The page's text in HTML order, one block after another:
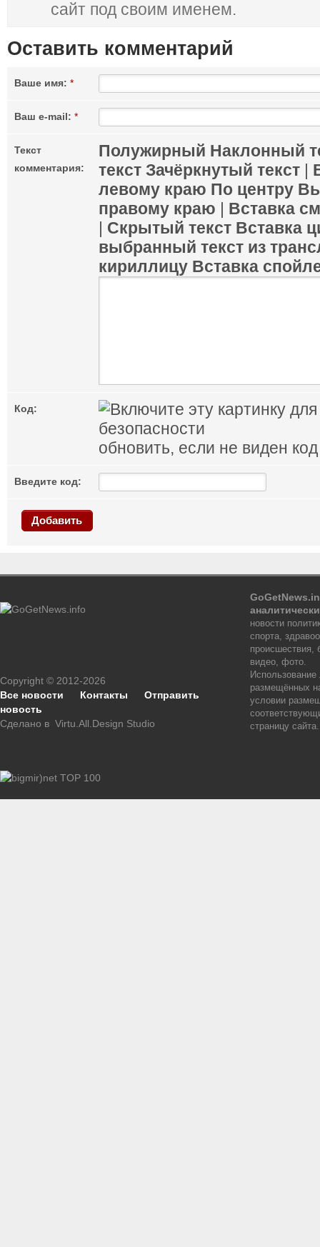
сайт под своим именем.
Оставить комментарий
Ваше имя: *
Ваш e-mail: *
Текст
комментария:
Полужирный Наклонный
текст Зачёркнутый текст |
левому краю По центру
правому краю | Вставка
| Скрытый текст Вставка
выбранный текст из
кириллицу Вставка
Код:
обновить, если не виден код
Введите код:
Добавить
Copyright © 2012-2026
Все новости
Контакты
Отправить
новость
Сделано в Virtu.All.Design Studio
новости
спорта,
происшествия,
видео, фото.
размещённых
условии
страницу сайта.